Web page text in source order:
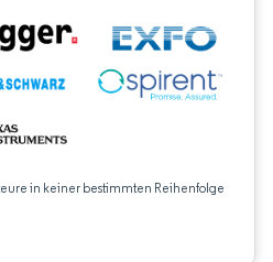
in keiner bestimmten Reihenfolge